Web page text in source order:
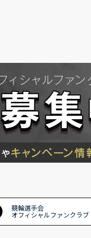
競輪選手会
オフィシャルファンクラブ